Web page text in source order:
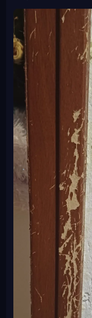
Те самые сосиски,
Блины с сыром и
индейки
Блин с мясом рыбы,